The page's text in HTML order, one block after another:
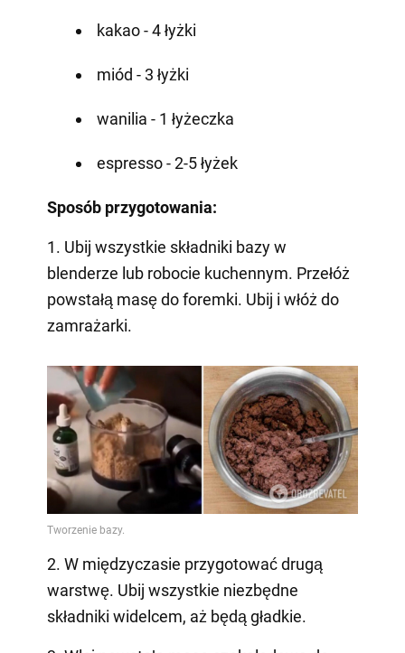
kakao - 4 łyżki
miód - 3 łyżki
wanilia - 1 łyżeczka
espresso - 2-5 łyżek
Sposób przygotowania:
1. Ubij wszystkie składniki bazy w
blenderze lub robocie kuchennym. Przełóż
powstałą masę do foremki. Ubij i włóż do
zamrażarki.
2. W międzyczasie przygotować drugą
warstwę. Ubij wszystkie niezbędne
składniki widelcem, aż będą gładkie.